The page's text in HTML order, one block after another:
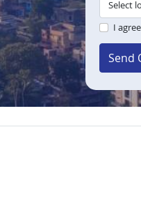
I
Send